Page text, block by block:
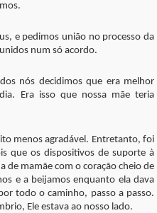
e pedimos união no processo da
num só acordo.
nós decidimos que era melhor
Era isso que nossa mãe teria
menos agradável. Entretanto, foi
que os dispositivos de suporte à
de mamãe com o coração cheio de
e a beijamos enquanto ela dava
todo o caminho, passo a passo.
Ele estava ao nosso lado.